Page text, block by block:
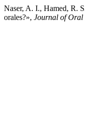
Naser, A. I., Hamed, R.
orales?», Journal of Oral